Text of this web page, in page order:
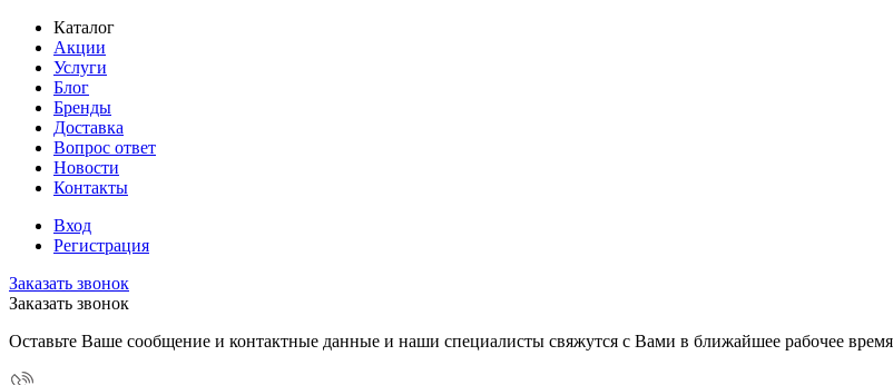
Каталог
Акции
Услуги
Блог
Бренды
Доставка
Вопрос ответ
Новости
Контакты
Вход
Регистрация
Заказать звонок
Заказать звонок
Оставьте Ваше сообщение и контактные данные и наши специалисты свяжутся с Вами в ближайшее рабочее